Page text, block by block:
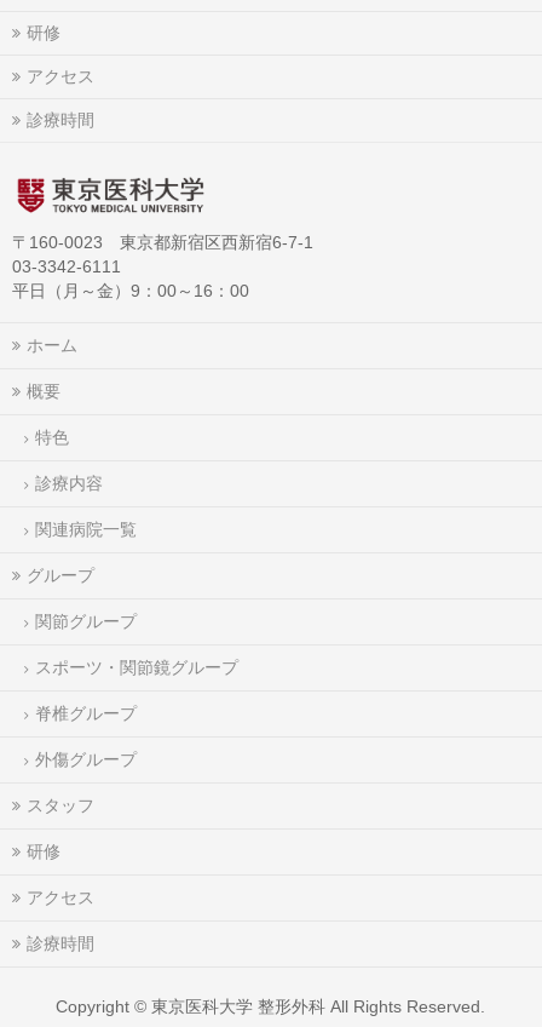
研修
アクセス
診療時間
〒160-0023 東京都新宿区西新宿6-7-1
03-3342-6111
平日（月～金）9：00～16：00
ホーム
概要
特色
診療内容
関連病院一覧
グループ
関節グループ
スポーツ・関節鏡グループ
脊椎グループ
外傷グループ
スタッフ
研修
アクセス
診療時間
Copyright ©東京医科大学 整形外科 All Rights Reserved.